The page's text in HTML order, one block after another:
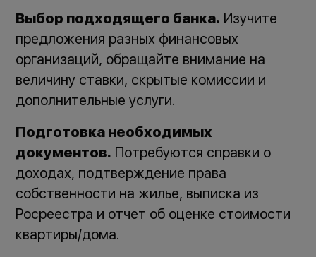
Выбор подходящего банка. Изучите
предложения разных финансовых
организаций, обращайте внимание на
величину ставки, скрытые комиссии и
дополнительные услуги.
Подготовка необходимых
документов. Потребуются справки о
доходах, подтверждение права
собственности на жилье, выписка из
Росреестра и отчет об оценке стоимости
квартиры/дома.